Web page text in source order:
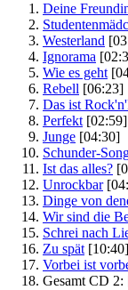
Deine
Westerland
Ignorama
Wie es geht
Rebell [06:23]
Das ist
Perfekt [02:59]
Junge [04:30]
Schunder-
Ist das alles?
Unrockbar
Dinge von
Wir sind die
Schrei nach
Zu spät [10:40]
Vorbei ist
Gesamt CD 2: